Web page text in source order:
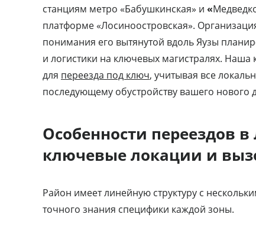
станциям метро «Бабушкинская» и «
платформе «Лосиноостровская».
понимания его вытянутой вдоль Яузы
и логистики на ключевых магистралях.
для переезда под ключ, учитывая все
последующему обустройству вашего нового
Особенности переездов
ключевые локации и
Район имеет линейную структуру с
точного знания специфики каждой зоны.